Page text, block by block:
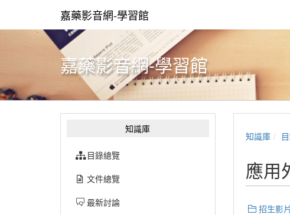
嘉藥影音網-學習館
嘉藥影音網-學習館
知識庫
目錄總覽
文件總覽
最新討論
知識庫
應用
招生影片